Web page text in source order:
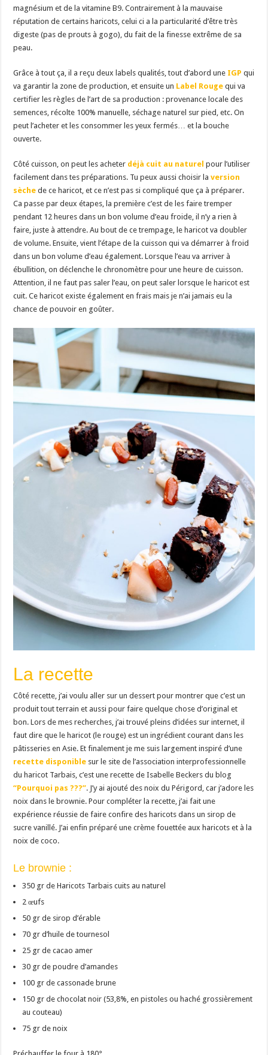
magnésium et de la vitamine B9. Contrairement à la mauvaise
réputation de certains haricots, celui ci a la particularité d’être très
digeste (pas de prouts à gogo), du fait de la finesse extrême de sa
peau.
Grâce à tout ça, il a reçu deux labels qualités, tout d’abord une IGPqui
va garantir la zone de production, et ensuite un Label Rouge qui va
certifier les règles de l’art de sa production : provenance locale des
semences, récolte 100% manuelle, séchage naturel sur pied, etc. On
peut l’acheter et les consommer les yeux fermés… et la bouche
ouverte.
Côté cuisson, on peut les acheter déjà cuit au naturel pour l’utiliser
facilement dans tes préparations. Tu peux aussi choisir laversion
sèche de ce haricot, et ce n’est pas si compliqué que ça à préparer.
Ca passe par deux étapes, la première c’est de les faire tremper
pendant 12 heures dans un bon volume d’eau froide, il n’y a rien à
faire, juste à attendre. Au bout de ce trempage, le haricot va doubler
de volume. Ensuite, vient l’étape de la cuisson qui va démarrer à froid
dans un bon volume d’eau également. Lorsque l’eau va arriver à
ébullition, on déclenche le chronomètre pour une heure de cuisson.
Attention, il ne faut pas saler l’eau, on peut saler lorsque le haricot est
cuit. Ce haricot existe également en frais mais je n’ai jamais eu la
chance de pouvoir en goûter.
La recette
Côté recette, j’ai voulu aller sur un dessert pour montrer que c’est un
produit tout terrain et aussi pour faire quelque chose d’original et
bon. Lors de mes recherches, j’ai trouvé pleins d’idées sur internet, il
faut dire que le haricot (le rouge) est un ingrédient courant dans les
pâtisseries en Asie. Et finalement je me suis largement inspiré d’une
recette disponible sur le site de l’association interprofessionnelle
du haricot Tarbais, c’est une recette de Isabelle Beckers du blog
“Pourquoi pas ???”. J’y ai ajouté des noix du Périgord, car j’adore les
noix dans le brownie. Pour compléter la recette, j’ai fait une
expérience réussie de faire confire des haricots dans un sirop de
sucre vanillé. J’ai enfin préparé une crème fouettée aux haricots et à la
noix de coco.
Le brownie :
350 gr de Haricots Tarbais cuits au naturel
2 œufs
50 gr de sirop d’érable
70 gr d’huile de tournesol
25 gr de cacao amer
30 gr de poudre d’amandes
100 gr de cassonade brune
150 gr de chocolat noir (53,8%, en pistoles ou haché grossièrement
au couteau)
75 gr de noix